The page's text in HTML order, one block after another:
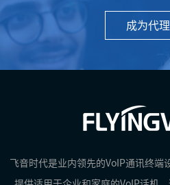
成为代
飞音时代是业内领先的VoIP通讯终端